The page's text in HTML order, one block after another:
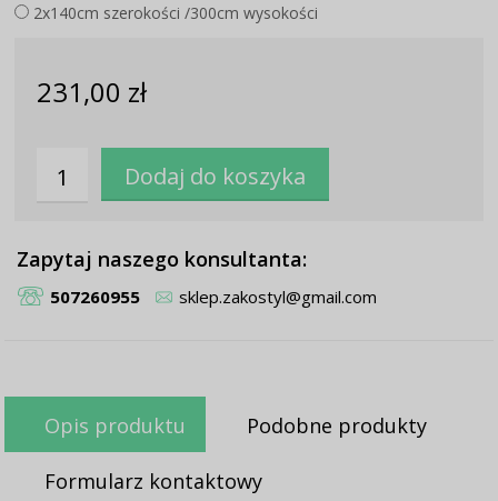
2x140cm szerokości /300cm wysokości
231,00 zł
Zapytaj naszego konsultanta:
507260955 sklep.zakostyl@gmail.com
Opis produktu Podobne produkty
Formularz kontaktowy